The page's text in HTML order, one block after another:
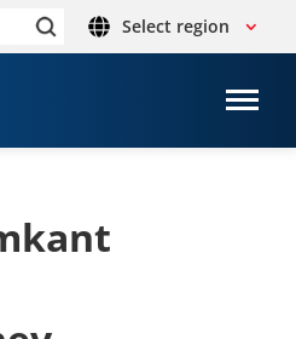
Select region